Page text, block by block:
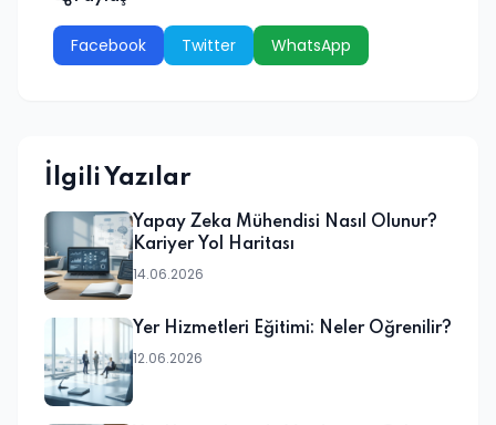
Facebook Twitter WhatsApp
İlgili Yazılar
Yapay Zeka Mühendisi Nasıl Olunur?
Kariyer Yol Haritası
14.06.2026
Yer Hizmetleri Eğitimi: Neler Öğrenilir?
12.06.2026